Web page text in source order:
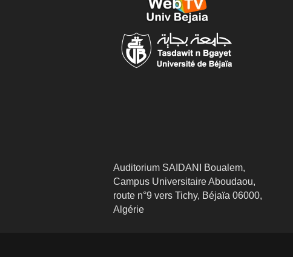
Auditorium SAIDANI Boualem,
Campus Universitaire Aboudaou,
route n°9 vers Tichy, Béjaïa 06000,
Algérie